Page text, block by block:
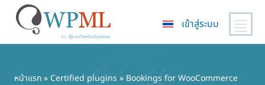
เข้าสู่ระบบ
หน้าแรก» Certified plugins » Bookings for WooCommerce